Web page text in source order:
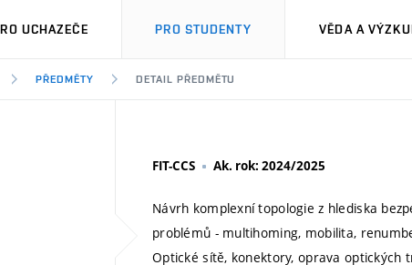
UCHAZEČE PRO STUDENTY VĚDA A
PŘEDMĚTY DETAIL PŘEDMĚTU
FIT-CCS Ak. rok: 2024/2025
Návrh komplexní topologie z hlediska
problémů - multihoming, mobilita,
Optické sítě, konektory, oprava optických